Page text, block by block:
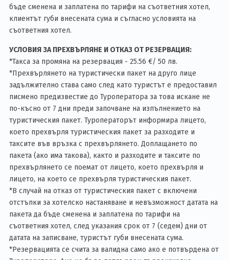
бъде сменена и заплатена по тарифи на съответния хотел,
клиентът губи внесената сума и съгласно условията на
съответния хотел.
УСЛОВИЯ ЗА ПРЕХВЪРЛЯНЕ И ОТКАЗ ОТ РЕЗЕРВАЦИЯ:
*Такса за промяна на резервация - 25.56 €/ 50 лв.
*Прехвърлянето на туристически пакет на друго лице
задължително става само след като туристът е предоставил
писмено предизвестие до Туроператора за това искане не
по-късно от 7 дни преди започване на изпълнението на
туристическия пакет. Туроператорът информира лицето,
което прехвърля туристическия пакет за разходите и
таксите във връзка с прехвърлянето. Доплащането по
пакета (ако има такова), както и разходите и таксите по
прехвърлянето се поемат от лицето, което прехвърля и
лицето, на което се прехвърля туристическия пакет.
*В случай на отказ от туристическия пакет с включени
отстъпки за хотелско настаняване и невъзможност датата на
пакета да бъде сменена и заплатена по тарифи на
съответния хотел, след указания срок от 7 (седем) дни от
датата на записване, туристът губи внесената сума.
*Резервацията се счита за валидна само ако е потвърдена от